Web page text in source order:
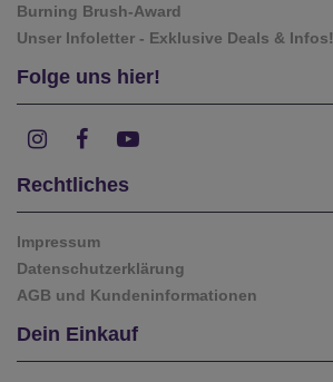
Burning Brush-Award
Unser Infoletter - Exklusive Deals & Infos!
Folge uns hier!
Rechtliches
Impressum
Datenschutzerklärung
AGB und Kundeninformationen
Dein Einkauf